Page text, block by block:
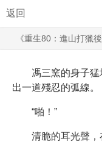
返回
《重生80：進山打獵
馮三窯的身子
出一道殘忍的弧線。
“啪！”
清脆的耳光聲，